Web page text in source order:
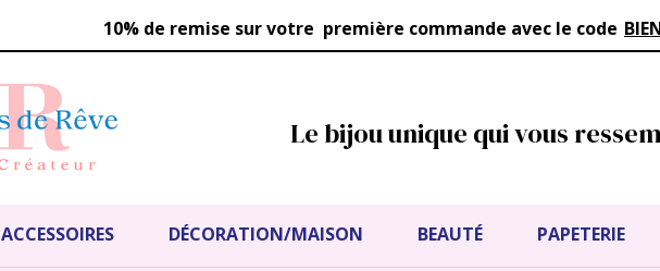
10% de remise sur votre première commande avec le code
Le bijou unique qui vous
ACCESSOIRES DÉCORATION/MAISON BEAUTÉ PAPETERIE